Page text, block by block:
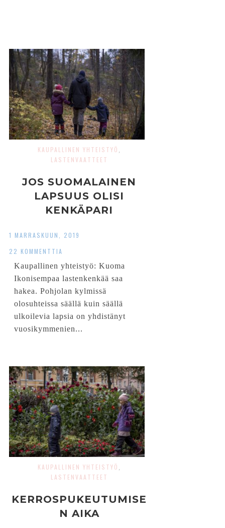
KAUPALLINEN YHTEISTYÖ
LASTENVAATTEET
JOS SUOMALAINEN
LAPSUUS OLISI
KENKÄPARI
1 MARRASKUUN, 2019
22 KOMMENTTIA
Kaupallinen yhteistyö: Kuoma
Ikonisempaa lastenkenkää saa
hakea. Pohjolan kylmissä
olosuhteissa säällä kuin säällä
ulkoilevia lapsia on yhdistänyt
vuosikymmenien...
KAUPALLINEN YHTEISTYÖ
LASTENVAATTEET
KERROSPUKEUTUMISE
N AIKA